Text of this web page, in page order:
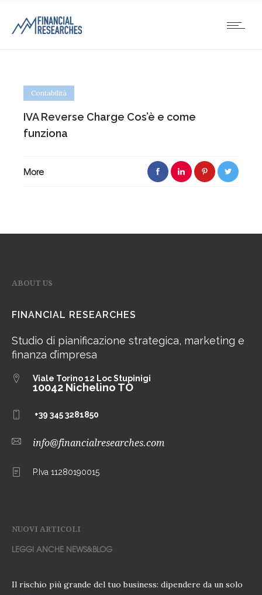
Contabilità
IVA Reverse Charge Cos’è e come
funziona
More
ABOUT US
FINANCIAL RESEARCHES
Studio di pianificazione strategica, marketing e
finanza d’impresa
Viale Torino 12 Loc Stupinigi
10042 Nichelino TO
+39 345 3281850
info@financialresearches.com
P.Iva 11280190015
NUOVI ARTICOLI
LEGGI ANCHE NEWS&BLOG
Il rischio più grande del tuo business: dipendere da un solo